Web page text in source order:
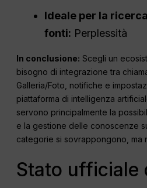
Ideale per la
fonti: Perplessità
In conclusione: Scegli un
bisogno di integrazione tra
Galleria/Foto, notifiche e
piattaforma di intelligenza
servono principalmente la
e la gestione delle conoscenze
categorie si sovrappongono, ma
Stato ufficiale